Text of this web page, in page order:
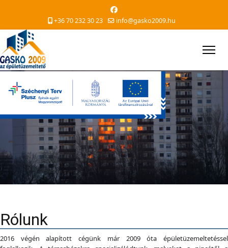
+36 70 232 30 23 info@gasko2009.hu
Rólunk
2016 végén alapított cégünk már 2009 óta épületüzemeltetéssel